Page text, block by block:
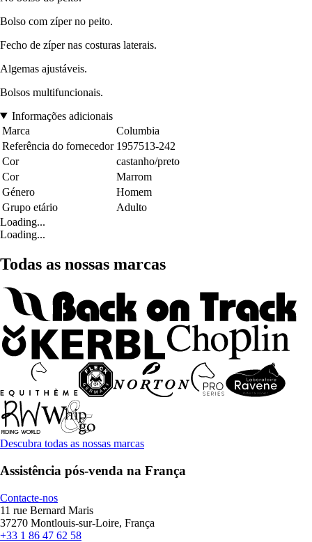
Bolso com zíper no peito.
Fecho de zíper nas costuras laterais.
Algemas ajustáveis.
Bolsos multifuncionais.
Informações adicionais
Marca
Columbia
Referência do fornecedor 1957513-242
Cor
castanho/preto
Cor
Marrom
Género
Homem
Grupo etário
Adulto
Loading...
Loading...
Todas as nossas marcas
Descubra todas as nossas marcas
Assistência pós-venda na França
Contacte-nos
11 rue Bernard Maris
37270 Montlouis-sur-Loire, França
+33 1 86 47 62 58